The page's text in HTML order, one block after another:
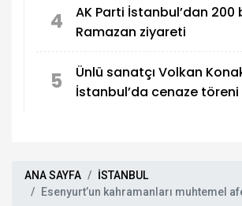
4
AK Parti İstanbul’dan 200
Ramazan ziyareti
5
Ünlü sanatçı Volkan
İstanbul’da cenaze
ANA SAYFA
İSTANBUL
Esenyurt’un kahramanları muhtemel